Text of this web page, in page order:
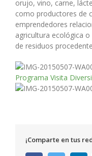
orujo, vino, carne,
como productores de
emprendedores
agricultura ecológica
de residuos
Programa Visita
¡Comparte en tus